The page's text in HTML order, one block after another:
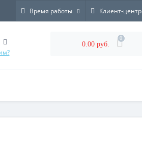
Время работы Клиент-центр
0.00 руб.
0